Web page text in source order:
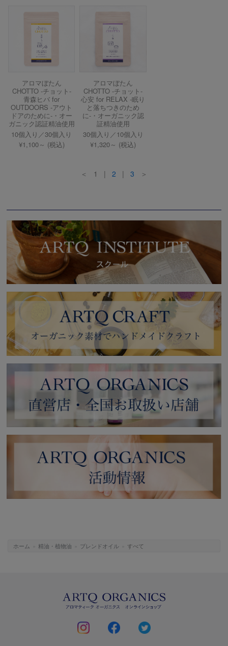
アロマぼたん
CHOTTO -チョット-
青森ヒバ for
OUTDOORS -アウト
ドアのために-・オー
ガニック認証精油使用
10個入り／30個入り
¥1,100～ (税込)
アロマぼたん
CHOTTO -チョット-
心安 for RELAX -眠り
と落ちつきのため
に-・オーガニック認
証精油使用
30個入り／10個入り
¥1,320～ (税込)
＜ 1 | 2 | 3 ＞
ホーム 精油・植物油 ブレンドオイル すべて
ARTQ
ORGANICS